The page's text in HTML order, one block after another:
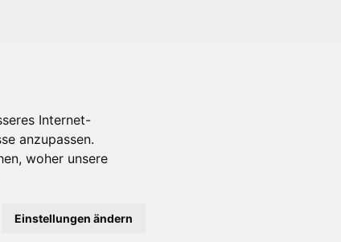
Internet-
anzupassen.
woher unsere
Einstellungen ändern
Es gibt uns auch in